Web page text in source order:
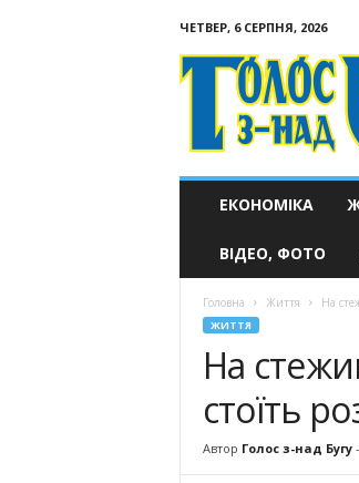
ЧЕТВЕР, 6 СЕРПНЯ, 2026
Голос
з-
ЕКОНОМІКА
ВІДЕО, ФОТО
Головна Життя На
ЖИТТЯ
На
стоїть
Автор Голос з-над Бугу-